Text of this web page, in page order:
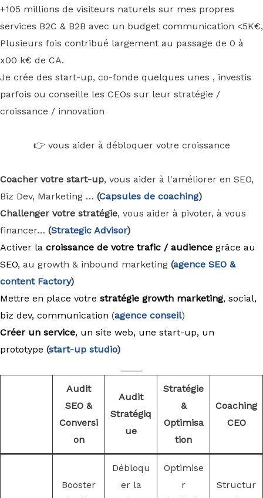
+105 millions de visiteurs naturels sur mes propres
services B2C & B2B avec un budget communication <5K€,
Plusieurs fois contribué largement au passage de 0 à
x00 k€ de CA.
Je crée des start-up, co-fonde quelques unes , investis
parfois ou conseille les CEOs sur leur stratégie /
croissance / innovation
👉 vous aider à débloquer votre croissance
Coacher votre start-up, vous aider à l'améliorer en SEO,
Biz Dev, Marketing … (Capsules de coaching)
Challenger votre stratégie, vous aider à pivoter, à vous
financer… (Strategic Advisor)
Activer la croissance de votre trafic / audience grâce au
SEO, au growth & inbound marketing (agence SEO &
content Factory)
Mettre en place votre stratégie growth marketing, social,
biz dev, communication (agence conseil)
Créer un service, un site web, une start-up, un
prototype (start-up studio)
Audit
SEO &
Conversi
on
Audit
Stratégiq
ue
Stratégie
&
Optimisa
tion
Coaching
CEO
Booster
Débloqu
er la
Optimise
r
Structur